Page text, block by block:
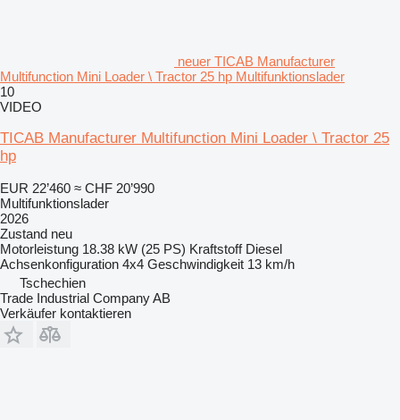
neuer TICAB Manufacturer
Multifunction Mini Loader \ Tractor 25 hp Multifunktionslader
10
VIDEO
TICAB Manufacturer Multifunction Mini Loader \ Tractor 25
hp
EUR 22’460 ≈ CHF 20’990
Multifunktionslader
2026
Zustand neu
Motorleistung 18.38 kW (25 PS) Kraftstoff Diesel
Achsenkonfiguration 4x4 Geschwindigkeit 13 km/h
Tschechien
Trade Industrial Company AB
Verkäufer kontaktieren